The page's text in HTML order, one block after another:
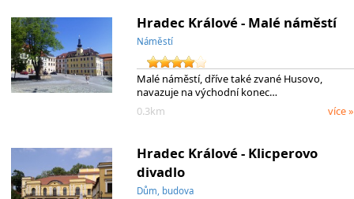
Hradec Králové - Malé náměstí
Náměstí
Malé náměstí, dříve také zvané Husovo,
navazuje na východní konec…
0.3km
více »
Hradec Králové - Klicperovo
divadlo
Dům, budova